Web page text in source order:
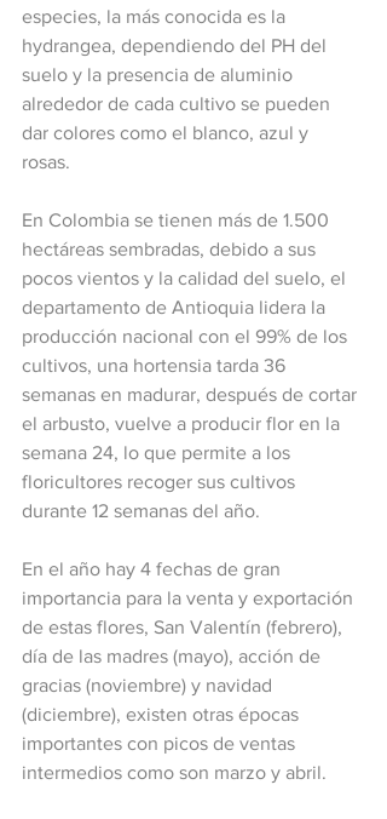
especies, la más conocida es la
hydrangea, dependiendo del PH del
suelo y la presencia de aluminio
alrededor de cada cultivo se pueden
dar colores como el blanco, azul y
rosas.
En Colombia se tienen más de 1.500
hectáreas sembradas, debido a sus
pocos vientos y la calidad del suelo, el
departamento de Antioquia lidera la
producción nacional con el 99% de los
cultivos, una hortensia tarda 36
semanas en madurar, después de cortar
el arbusto, vuelve a producir flor en la
semana 24, lo que permite a los
floricultores recoger sus cultivos
durante 12 semanas del año.
En el año hay 4 fechas de gran
importancia para la venta y exportación
de estas flores, San Valentín (febrero),
día de las madres (mayo), acción de
gracias (noviembre) y navidad
(diciembre), existen otras épocas
importantes con picos de ventas
intermedios como son marzo y abril.